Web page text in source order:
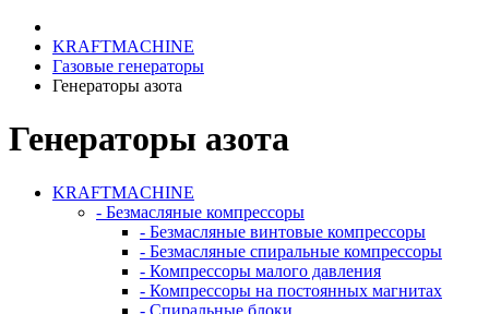
KRAFTMACHINE
Газовые генераторы
Генераторы азота
Генераторы азота
KRAFTMACHINE
- Безмасляные компрессоры
- Безмасляные винтовые компрессоры
- Безмасляные спиральные компрессоры
- Компрессоры малого давления
- Компрессоры на постоянных магнитах
- Спиральные блоки